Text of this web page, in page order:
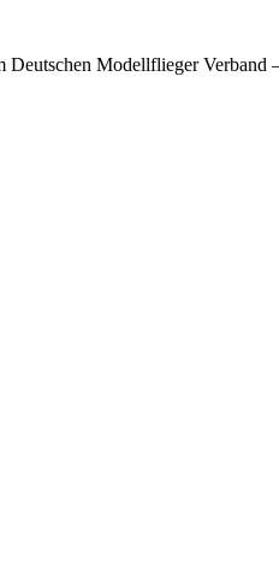
Modellflieger Verband